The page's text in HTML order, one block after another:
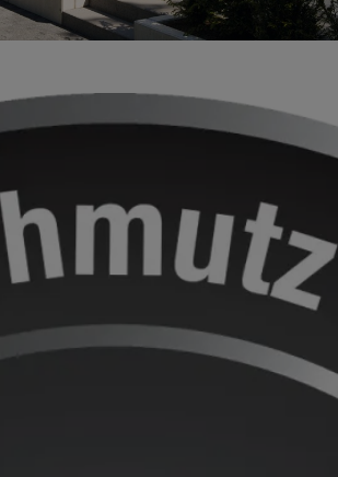
saubere Fassade
kein
und